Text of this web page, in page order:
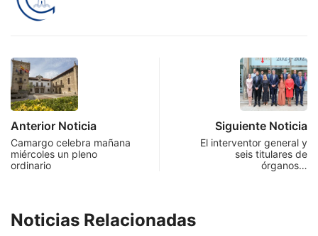
Anterior Noticia
Camargo celebra mañana
miércoles un pleno
ordinario
Siguiente Noticia
El interventor general y
seis titulares de
órganos…
Noticias Relacionadas